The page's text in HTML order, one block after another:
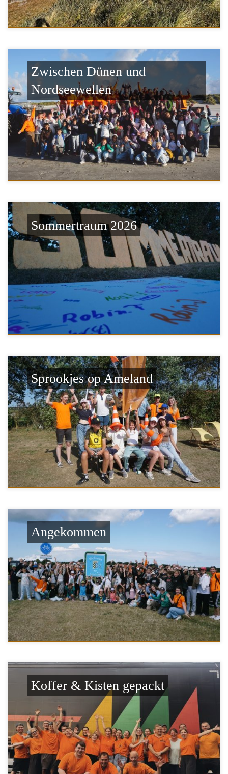
Zwischen Dünen und
Nordseewellen
Sommertraum 2026
Sprookjes op Ameland
Angekommen
Koffer & Kisten gepackt